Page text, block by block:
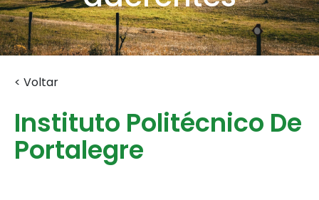
< Voltar
Instituto Politécnico De
Portalegre